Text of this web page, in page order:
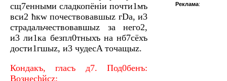
сщ7eнными сладкопёніи почти1мъ
вси2 ћкw почествовaвшыz гDа, и3
страдaльчествовавшыz за него2,
и3 ли1ка безпл0тныхъ на нб7сёхъ
дости1гшыz, и3 чудесA точaщыz.
Кондaкъ, глaсъ д7. Под0бенъ:
Вознесhйсz:
Реклама: